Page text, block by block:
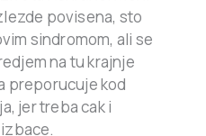
povisena, sto
sindromom, ali se
na tu krajnje
preporucuje kod
jer treba cak i